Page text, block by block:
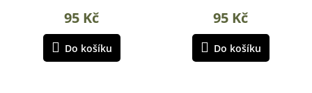
95 Kč
Do košíku
95 Kč
Do košíku